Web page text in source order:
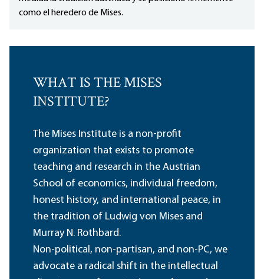
como el heredero de Mises.
WHAT IS THE MISES
INSTITUTE?
The Mises Institute is a non-profit
organization that exists to promote
teaching and research in the Austrian
School of economics, individual freedom,
honest history, and international peace, in
the tradition of Ludwig von Mises and
Murray N. Rothbard.
Non-political, non-partisan, and non-PC, we
advocate a radical shift in the intellectual